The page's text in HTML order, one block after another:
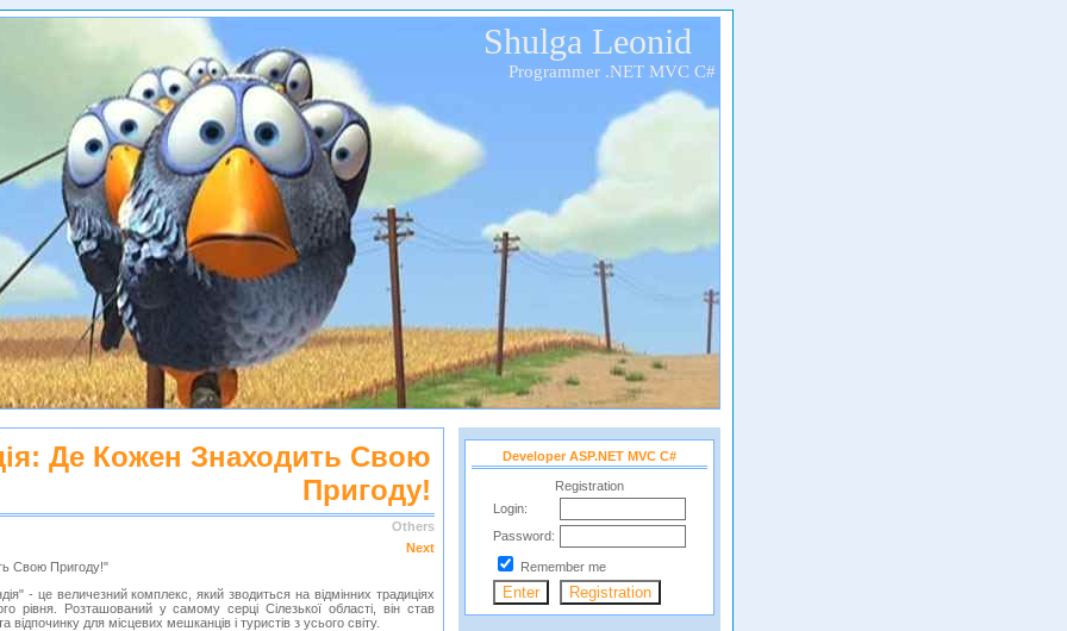
Shulga Leonid
Programmer .NET MVC C#
Developer ASP.NET MVC C#
Registration
Login:
Password:
Remember me
Де Кожен Знаходить Свою
Пригоду!
Others
Next
Свою Пригоду!"
- це величезний комплекс, який зводиться на відмінних традиціях
рівня. Розташований у самому серці Сілезької області, він став
для місцевих мешканців і туристів з усього світу.